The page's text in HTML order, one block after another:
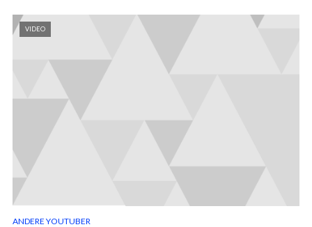
VIDEO
ANDERE YOUTUBER